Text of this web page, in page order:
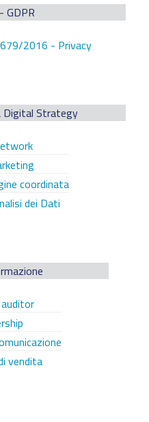
GDPR
679/2016 - Privacy
Strategy
coordinata
dei Dati
vendita